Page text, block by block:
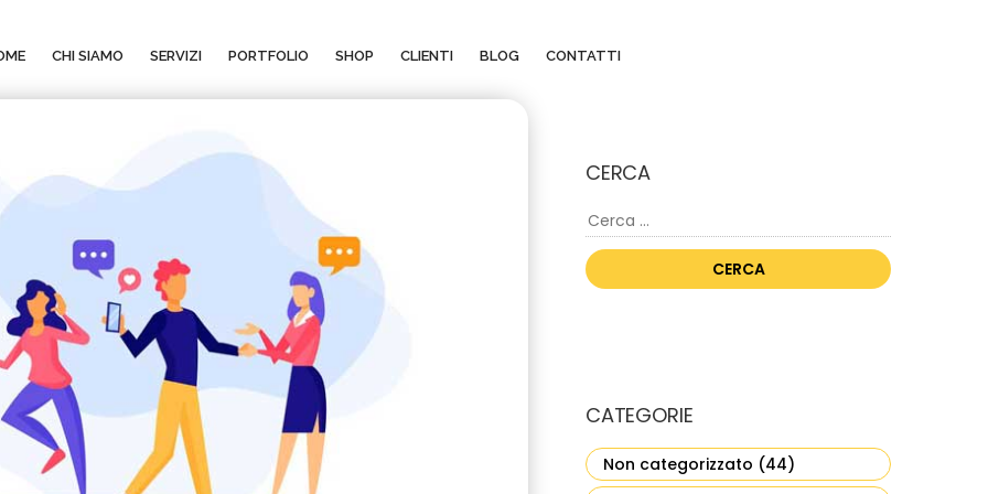
CHI SIAMO SERVIZI PORTFOLIO SHOP CLIENTI BLOG CONTATTI
CERCA
Ricerca
per:
CATEGORIE
Non categorizzato (44)